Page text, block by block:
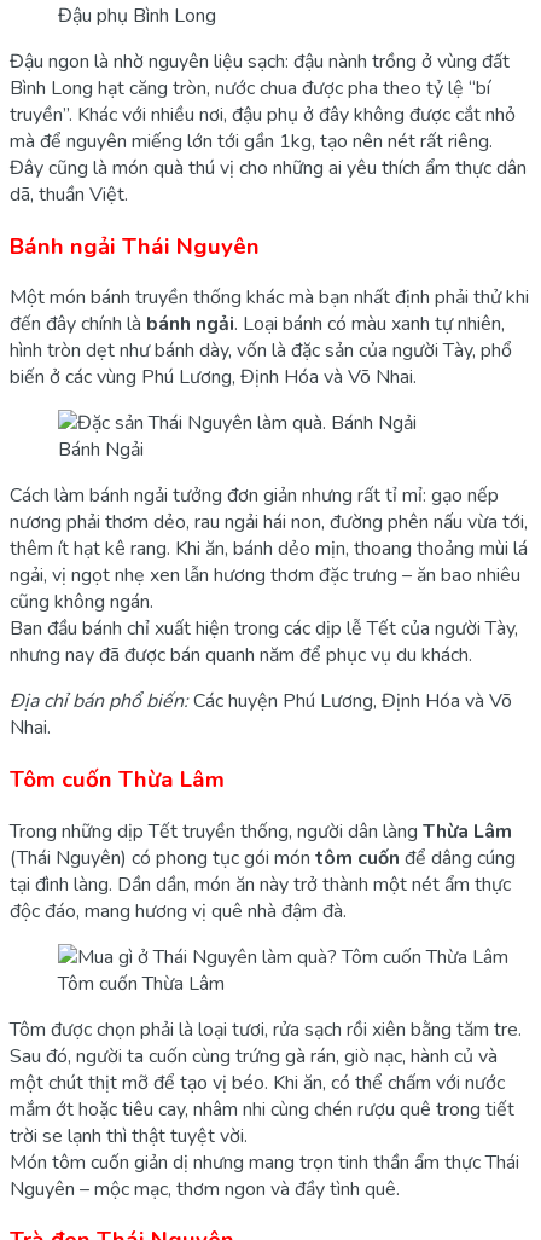
Đậu phụ Bình Long
Đậu ngon là nhờ nguyên liệu sạch: đậu nành trồng ở vùng đất
Bình Long hạt căng tròn, nước chua được pha theo tỷ lệ “bí
truyền”. Khác với nhiều nơi, đậu phụ ở đây không được cắt nhỏ
mà để nguyên miếng lớn tới gần 1kg, tạo nên nét rất riêng.
Đây cũng là món quà thú vị cho những ai yêu thích ẩm thực dân
dã, thuần Việt.
Bánh ngải Thái Nguyên
Một món bánh truyền thống khác mà bạn nhất định phải thử khi
đến đây chính là bánh ngải. Loại bánh có màu xanh tự nhiên,
hình tròn dẹt như bánh dày, vốn là đặc sản của người Tày, phổ
biến ở các vùng Phú Lương, Định Hóa và Võ Nhai.
Bánh Ngải
Cách làm bánh ngải tưởng đơn giản nhưng rất tỉ mỉ: gạo nếp
nương phải thơm dẻo, rau ngải hái non, đường phên nấu vừa tới,
thêm ít hạt kê rang. Khi ăn, bánh dẻo mịn, thoang thoảng mùi lá
ngải, vị ngọt nhẹ xen lẫn hương thơm đặc trưng – ăn bao nhiêu
cũng không ngán.
Ban đầu bánh chỉ xuất hiện trong các dịp lễ Tết của người Tày,
nhưng nay đã được bán quanh năm để phục vụ du khách.
Địa chỉ bán phổ biến:Các huyện Phú Lương, Định Hóa và Võ
Nhai.
Tôm cuốn Thừa Lâm
Trong những dịp Tết truyền thống, người dân làng Thừa Lâm
(Thái Nguyên) có phong tục gói món tôm cuốn để dâng cúng
tại đình làng. Dần dần, món ăn này trở thành một nét ẩm thực
độc đáo, mang hương vị quê nhà đậm đà.
Tôm cuốn Thừa Lâm
Tôm được chọn phải là loại tươi, rửa sạch rồi xiên bằng tăm tre.
Sau đó, người ta cuốn cùng trứng gà rán, giò nạc, hành củ và
một chút thịt mỡ để tạo vị béo. Khi ăn, có thể chấm với nước
mắm ớt hoặc tiêu cay, nhâm nhi cùng chén rượu quê trong tiết
trời se lạnh thì thật tuyệt vời.
Món tôm cuốn giản dị nhưng mang trọn tinh thần ẩm thực Thái
Nguyên – mộc mạc, thơm ngon và đầy tình quê.